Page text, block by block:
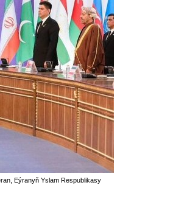
Eýranyň Yslam Respublikasy